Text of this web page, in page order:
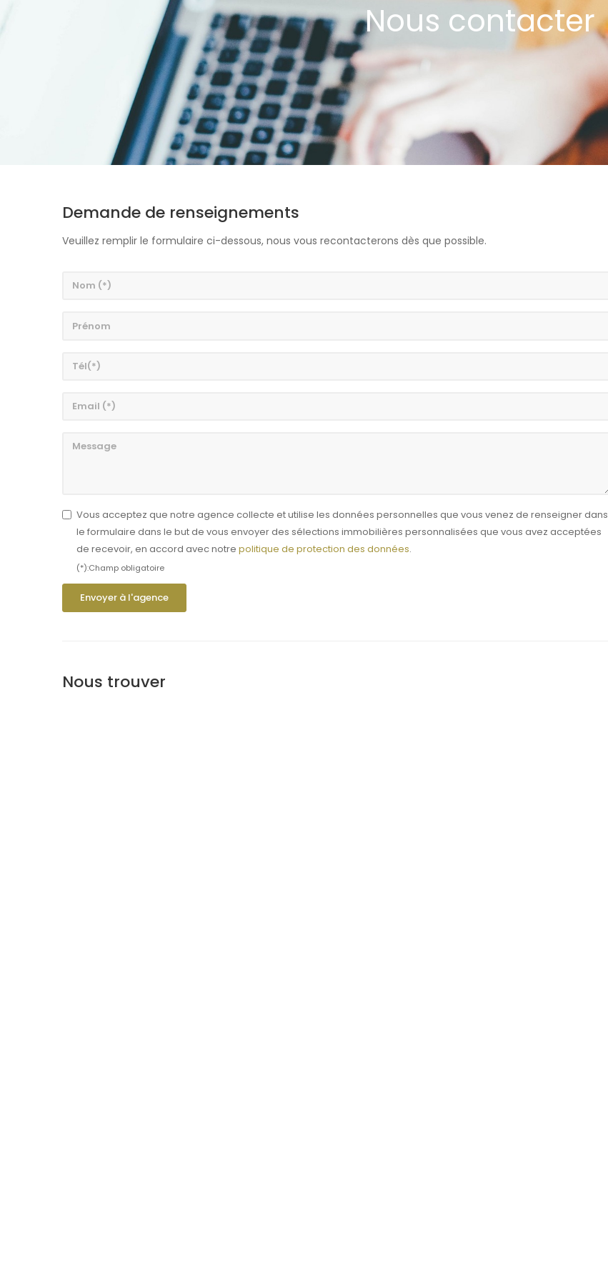
Nous contacter
Demande de renseignements
Veuillez remplir le formulaire ci-dessous, nous vous recontacterons dès que possible.
Vous acceptez que notre agence collecte et utilise les données personnelles que vous venez de renseigner dans
le formulaire dans le but de vous envoyer des sélections immobilières personnalisées que vous avez acceptées
de recevoir, en accord avec notre politique de protection des données.
(*):Champ obligatoire
Envoyer à l'agence
Nous trouver